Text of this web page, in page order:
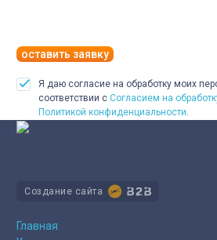
оставить заявку
Я даю согласие на обработку моих
соответствии с Согласием на
Политикой конфиденциальности
Создание сайта
Главная